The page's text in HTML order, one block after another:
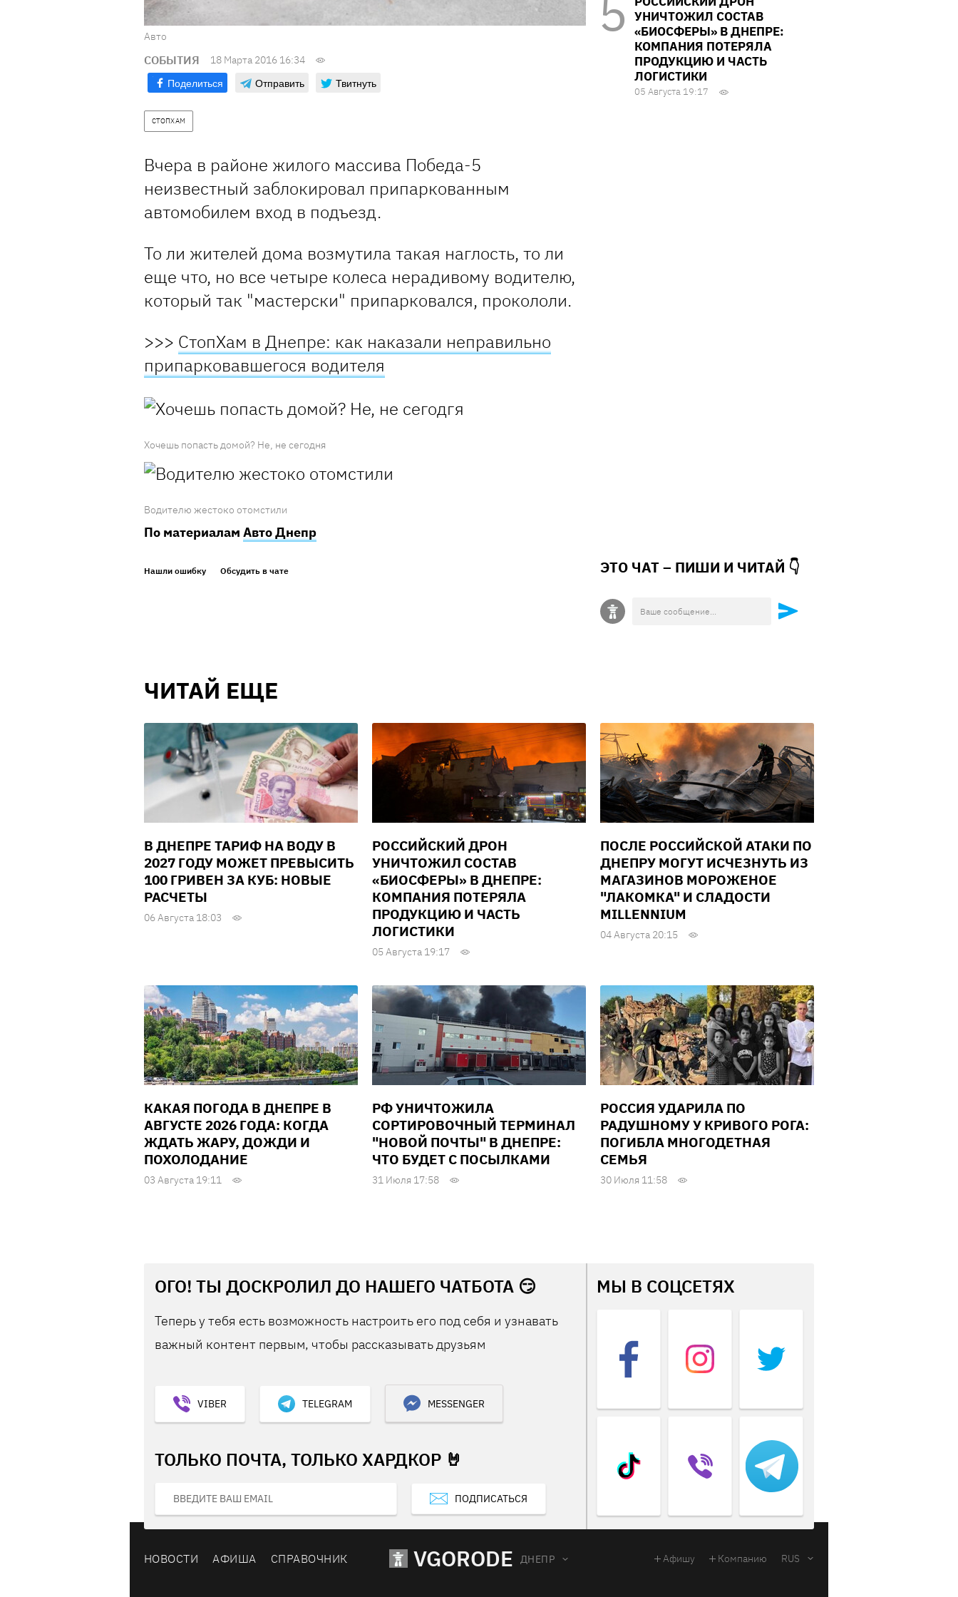
Авто
СОБЫТИЯ 18 Марта 2016 16:34
Поделиться Отправить Твитнуть
СТОПХАМ
Вчера в районе жилого массива Победа-5
неизвестный заблокировал припаркованным
автомобилем вход в подъезд.
То ли жителей дома возмутила такая наглость, то ли
еще что, но все четыре колеса нерадивому водителю,
который так "мастерски" припарковался, прокололи.
>>> СтопХам в Днепре: как наказали неправильно
припарковавшегося водителя
Хочешь попасть домой? Не, не сегодня
Водителю жестоко отомстили
По материалам Авто Днепр
Нашли ошибку Обсудить в чате
УНИЧТОЖИЛ СОСТАВ
«БИОСФЕРЫ» В ДНЕПРЕ:
КОМПАНИЯ ПОТЕРЯЛА
ПРОДУКЦИЮ И ЧАСТЬ
ЛОГИСТИКИ
05 Августа 19:17
ЭТО ЧАТ – ПИШИ И ЧИТАЙ 👇
ЧИТАЙ ЕЩЕ
В ДНЕПРЕ ТАРИФ НА ВОДУ В
2027 ГОДУ МОЖЕТ ПРЕВЫСИТЬ
100 ГРИВЕН ЗА КУБ: НОВЫЕ
РАСЧЕТЫ
06 Августа 18:03
РОССИЙСКИЙ ДРОН
УНИЧТОЖИЛ СОСТАВ
«БИОСФЕРЫ» В ДНЕПРЕ:
КОМПАНИЯ ПОТЕРЯЛА
ПРОДУКЦИЮ И ЧАСТЬ
ЛОГИСТИКИ
05 Августа 19:17
ПОСЛЕ РОССИЙСКОЙ АТАКИ ПО
ДНЕПРУ МОГУТ ИСЧЕЗНУТЬ ИЗ
МАГАЗИНОВ МОРОЖЕНОЕ
"ЛАКОМКА" И СЛАДОСТИ
MILLENNIUM
04 Августа 20:15
КАКАЯ ПОГОДА В ДНЕПРЕ В
АВГУСТЕ 2026 ГОДА: КОГДА
ЖДАТЬ ЖАРУ, ДОЖДИ И
ПОХОЛОДАНИЕ
03 Августа 19:11
РФ УНИЧТОЖИЛА
СОРТИРОВОЧНЫЙ ТЕРМИНАЛ
"НОВОЙ ПОЧТЫ" В ДНЕПРЕ:
ЧТО БУДЕТ С ПОСЫЛКАМИ
31 Июля 17:58
РОССИЯ УДАРИЛА ПО
РАДУШНОМУ У КРИВОГО РОГА:
ПОГИБЛА МНОГОДЕТНАЯ
СЕМЬЯ
30 Июля 11:58
ОГО! ТЫ ДОСКРОЛИЛ ДО НАШЕГО ЧАТБОТА 😏
Теперь у тебя есть возможность настроить его под себя и узнавать
важный контент первым, чтобы рассказывать друзьям
VIBER TELEGRAM MESSENGER
ТОЛЬКО ПОЧТА, ТОЛЬКО ХАРДКОР 🤘
ПОДПИСАТЬСЯ
МЫ В СОЦСЕТЯХ
НОВОСТИ АФИША СПРАВОЧНИК VGORODE ДНЕПР Афишу Компанию RUS